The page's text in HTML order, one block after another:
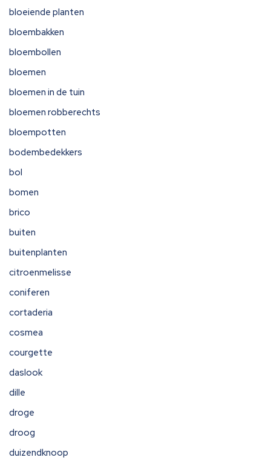
bloeiende planten
bloembakken
bloembollen
bloemen
bloemen in de tuin
bloemen robberechts
bloempotten
bodembedekkers
bol
bomen
brico
buiten
buitenplanten
citroenmelisse
coniferen
cortaderia
cosmea
courgette
daslook
dille
droge
droog
duizendknoop